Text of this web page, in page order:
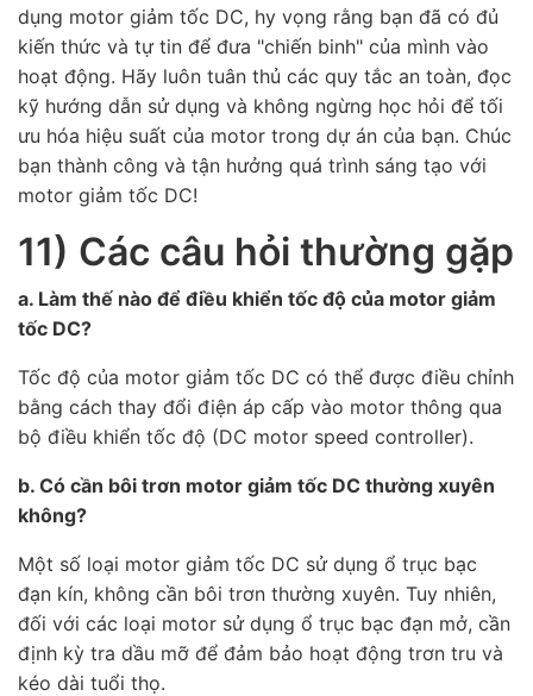
dụng motor giảm tốc DC, hy vọng rằng bạn đã có đủ
kiến thức và tự tin để đưa "chiến binh" của mình vào
hoạt động. Hãy luôn tuân thủ các quy tắc an toàn, đọc
kỹ hướng dẫn sử dụng và không ngừng học hỏi để tối
ưu hóa hiệu suất của motor trong dự án của bạn. Chúc
bạn thành công và tận hưởng quá trình sáng tạo với
motor giảm tốc DC!
11) Các câu hỏi thường gặp
a. Làm thế nào để điều khiển tốc độ của motor giảm
tốc DC?
Tốc độ của motor giảm tốc DC có thể được điều chỉnh
bằng cách thay đổi điện áp cấp vào motor thông qua
bộ điều khiển tốc độ (DC motor speed controller).
b. Có cần bôi trơn motor giảm tốc DC thường xuyên
không?
Một số loại motor giảm tốc DC sử dụng ổ trục bạc
đạn kín, không cần bôi trơn thường xuyên. Tuy nhiên,
đối với các loại motor sử dụng ổ trục bạc đạn mở, cần
định kỳ tra dầu mỡ để đảm bảo hoạt động trơn tru và
kéo dài tuổi thọ.